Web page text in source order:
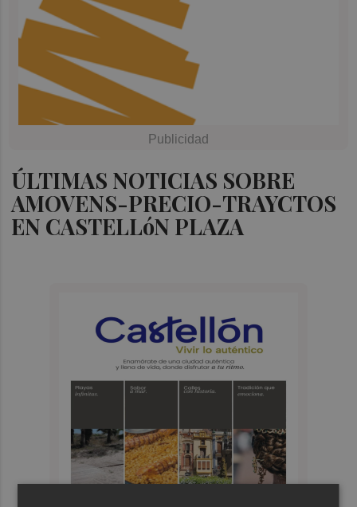
ÚLTIMAS NOTICIAS SOBRE
AMOVENS-PRECIO-TRAYCTOS
EN CASTELLóN PLAZA